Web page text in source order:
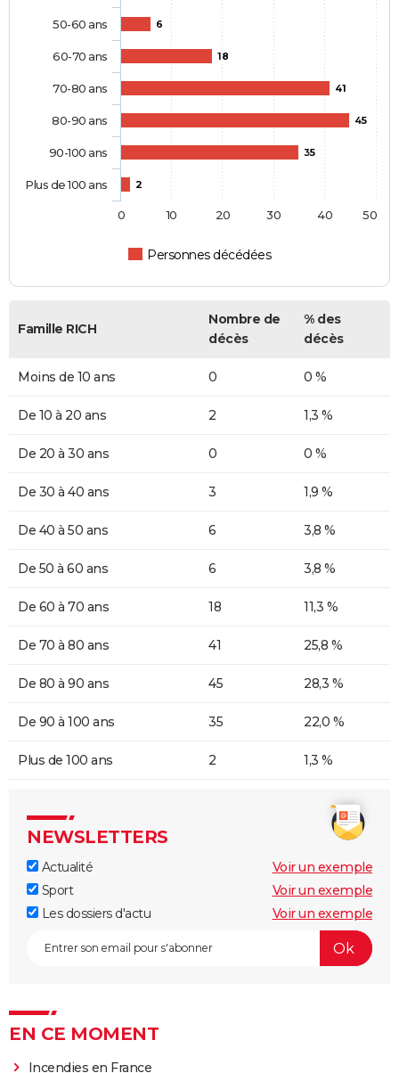
6
18
41
45
35
2
Personnes décédées
50-60 ans
60-70 ans
70-80 ans
80-90 ans
90-100 ans
Plus de 100 ans
0 10 20 30 40 50
Famille RICH
Nombre de
décès
% des
décès
Moins de 10 ans 0 0 %
De 10 à 20 ans 2 1,3 %
De 20 à 30 ans 0 0 %
De 30 à 40 ans 3 1,9 %
De 40 à 50 ans 6 3,8 %
De 50 à 60 ans 6 3,8 %
De 60 à 70 ans 18 11,3 %
De 70 à 80 ans 41 25,8 %
De 80 à 90 ans 45 28,3 %
De 90 à 100 ans 35 22,0 %
Plus de 100 ans 2 1,3 %
NEWSLETTERS
Actualité
Voir un exemple
Sport
Voir un exemple
Les dossiers d'actu
Voir un exemple
EN CE MOMENT
Incendies en France